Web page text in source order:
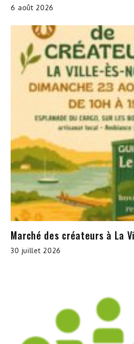
6 août 2026
Marché des créateurs à La
30 juillet 2026